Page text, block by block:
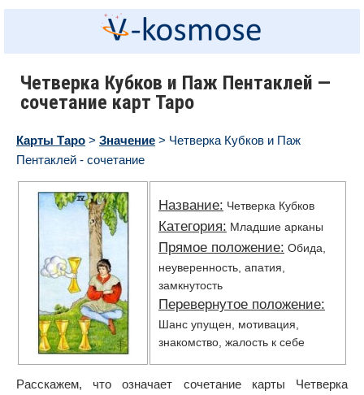
Четверка Кубков и Паж Пентаклей —
сочетание карт Таро
Карты Таро > Значение > Четверка Кубков и Паж
Пентаклей - сочетание
Название: Четверка Кубков
Категория: Младшие арканы
Прямое положение: Обида,
неуверенность, апатия,
замкнутость
Перевернутое положение:
Шанс упущен, мотивация,
знакомство, жалость к себе
Расскажем, что означает сочетание карты Четверка